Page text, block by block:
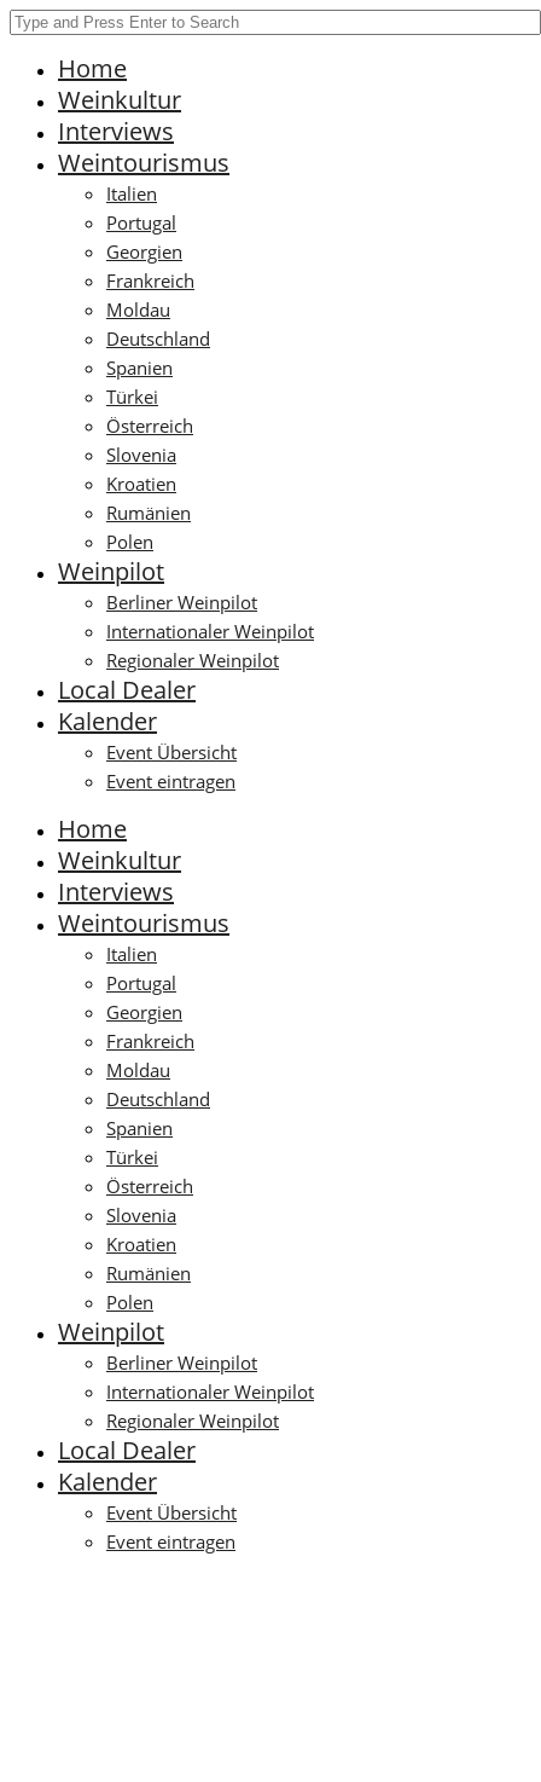
Home
Weinkultur
Interviews
Weintourismus
Italien
Portugal
Georgien
Frankreich
Moldau
Deutschland
Spanien
Türkei
Österreich
Slovenia
Kroatien
Rumänien
Polen
Weinpilot
Berliner Weinpilot
Internationaler Weinpilot
Regionaler Weinpilot
Local Dealer
Kalender
Event Übersicht
Event eintragen
Home
Weinkultur
Interviews
Weintourismus
Italien
Portugal
Georgien
Frankreich
Moldau
Deutschland
Spanien
Türkei
Österreich
Slovenia
Kroatien
Rumänien
Polen
Weinpilot
Berliner Weinpilot
Internationaler Weinpilot
Regionaler Weinpilot
Local Dealer
Kalender
Event Übersicht
Event eintragen